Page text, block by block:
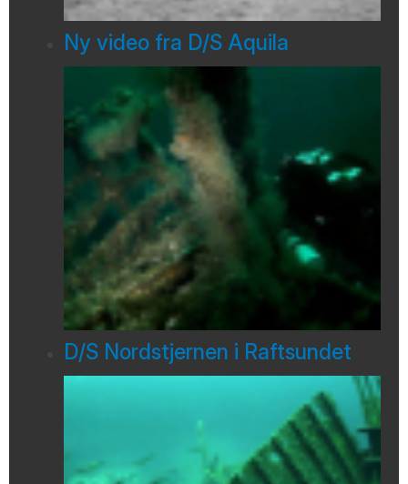
Ny video fra D/S Aquila
D/S Nordstjernen i Raftsundet